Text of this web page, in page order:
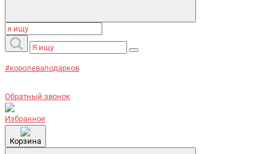
#королеваподарков
Обратный звонок
Избранное
Корзина